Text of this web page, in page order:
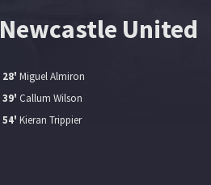
Newcastle United
28' Miguel Almiron
39' Callum Wilson
54' Kieran Trippier